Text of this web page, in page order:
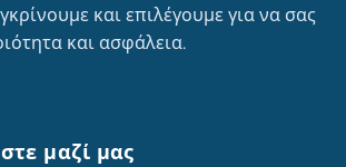
και επιλέγουμε για να σας
και ασφάλεια.
μαζί μας